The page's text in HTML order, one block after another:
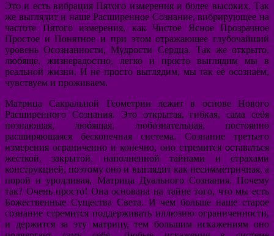
Это и есть вибрация Пятого измерения и более высоких. Так
же выглядит и наше Расширенное Сознание, вибрирующее на
частоте Пятого измерения, как Чистое Ясное Прозрачное
Простое и Понятное и при этом отражающее глубочайший
уровень Осознанности, Мудрости Сердца. Так же открыто,
любяще, жизнерадостно, легко и просто выглядим мы в
реальной жизни. И не просто выглядим, мы так её осознаём,
чувствуем и проживаем.
Матрица Сакральной Геометрии лежит в основе Нового
Расширенного Сознания. Это открытая, гибкая, сама себя
познающая, любящая, любознательная, постоянно
расширяющаяся бесконечная система. Сознание третьего
измерения ограниченно и конечно, оно стремится оставаться
жесткой, закрытой, наполненной тайнами и страхами
конструкцией, поэтому оно и выглядит как несимметричная, а
порой и уродливая, Матрица Дуального Сознания. Почему
так? Очень просто! Она основана на тайне того, что мы есть
Божественные Существа Света. И чем больше наше старое
сознание стремится поддерживать иллюзию ограниченности,
и держится за эту матрицу, тем большим искажениям оно